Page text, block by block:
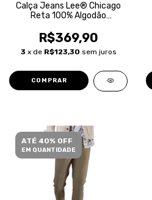
Calça Jeans Lee® Chicago
Reta 100% Algodão
R$369,90
3 x de R$123,30 sem juros
COMPRAR
ATÉ 40% OFF
EM QUANTIDADE